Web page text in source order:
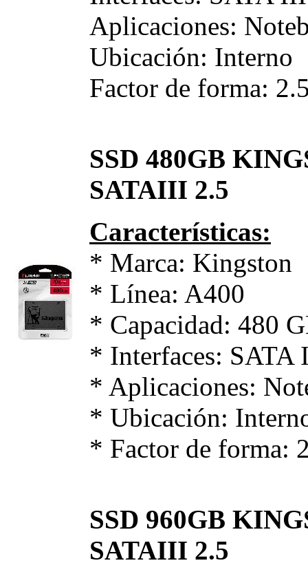
Aplicaciones:
Ubicación: Interno
Factor de forma:
SSD 480GB
SATAIII 2.5
Características:
* Marca: Kingston
* Línea: A400
* Capacidad: 480
* Interfaces: SATA
* Aplicaciones:
* Ubicación:
* Factor de forma:
SSD 960GB
SATAIII 2.5